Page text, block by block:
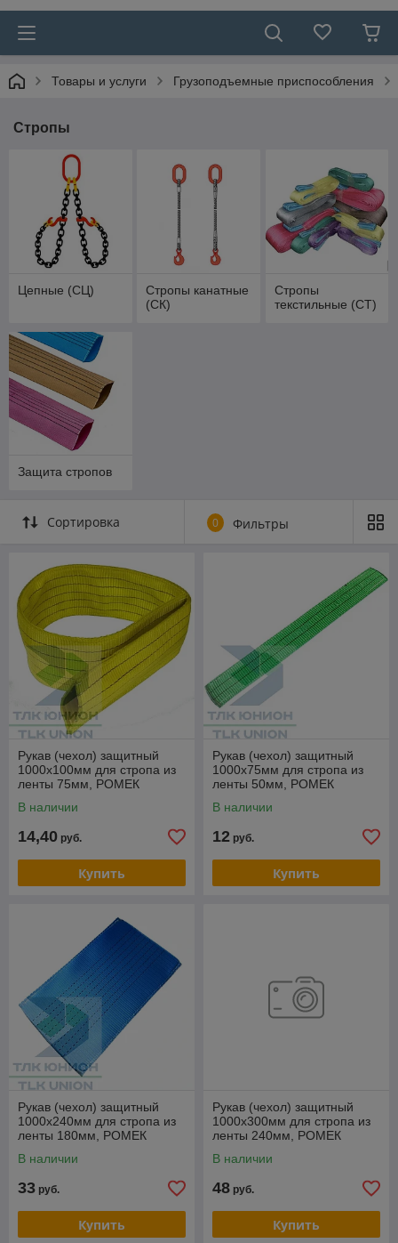
Товары и услуги Грузоподъемные приспособления
Стропы
Цепные (СЦ)
Стропы канатные
(СК)
Стропы
текстильные (СТ)
Защита стропов
Сортировка 0 Фильтры
Рукав (чехол) защитный
1000х100мм для стропа из
ленты 75мм, РОМЕК
В наличии
14,40 руб.
Купить
Рукав (чехол) защитный
1000х75мм для стропа из
ленты 50мм, РОМЕК
В наличии
12 руб.
Купить
Рукав (чехол) защитный
1000х240мм для стропа из
ленты 180мм, РОМЕК
В наличии
33 руб.
Купить
Рукав (чехол) защитный
1000х300мм для стропа из
ленты 240мм, РОМЕК
В наличии
48 руб.
Купить